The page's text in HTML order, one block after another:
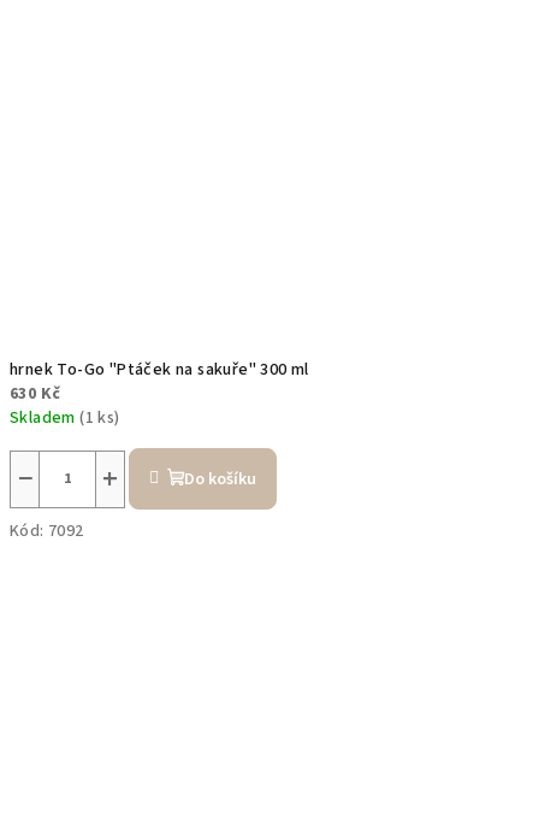
hrnek To-Go "Ptáček na sakuře" 300 ml
630 Kč
Skladem(1 ks)
+
− Do košíku
Kód: 7092